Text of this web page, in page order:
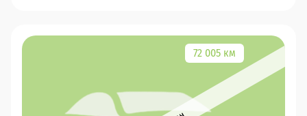
72 005 км